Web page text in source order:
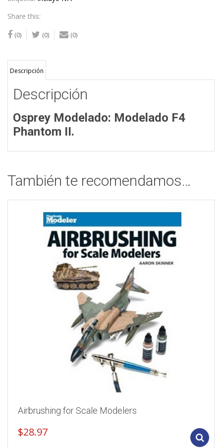
Share this:
(0) (0) (0)
Descripción
Descripción
Osprey Modelado: Modelado F4
Phantom II.
También te recomendamos…
Airbrushing for Scale Modelers
$28.97